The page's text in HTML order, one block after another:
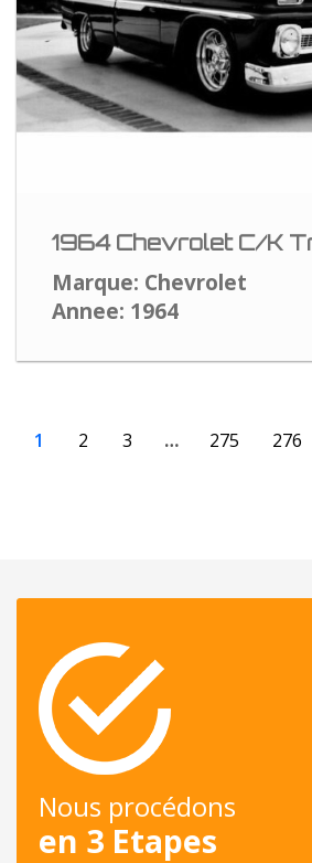
1964 Chevrolet C/K
Marque: Chevrolet
Annee: 1964
1 2 3 … 275 276
Nous procédons
en 3 Etapes